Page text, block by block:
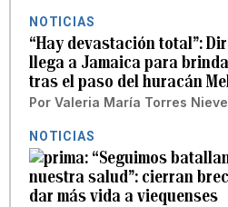
NOTICIAS
“Hay devastación total”:
llega a Jamaica para
tras el paso del huracán
Por Valeria María Torres
NOTICIAS
“Seguimos
nuestra salud”: cierran
dar más vida a viequenses